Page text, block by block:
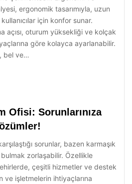
ergonomik tasarımıyla, uzun
için konfor sunar.
açısı, oturum yüksekliği ve kolçak
göre kolayca ayarlanabilir.
bel ve…
Ofisi: Sorunlarınıza
sorunlar, bazen karmaşık
zorlaşabilir. Özellikle
çeşitli hizmetler ve destek
ve işletmelerin ihtiyaçlarına